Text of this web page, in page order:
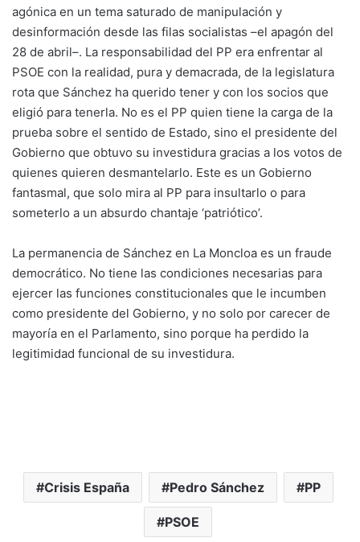
agónica en un tema saturado de manipulación y
desinformación desde las filas socialistas –el apagón del
28 de abril–. La responsabilidad del PP era enfrentar al
PSOE con la realidad, pura y demacrada, de la legislatura
rota que Sánchez ha querido tener y con los socios que
eligió para tenerla. No es el PP quien tiene la carga de la
prueba sobre el sentido de Estado, sino el presidente del
Gobierno que obtuvo su investidura gracias a los votos de
quienes quieren desmantelarlo. Este es un Gobierno
fantasmal, que solo mira al PP para insultarlo o para
someterlo a un absurdo chantaje ‘patriótico’.
La permanencia de Sánchez en La Moncloa es un fraude
democrático. No tiene las condiciones necesarias para
ejercer las funciones constitucionales que le incumben
como presidente del Gobierno, y no solo por carecer de
mayoría en el Parlamento, sino porque ha perdido la
legitimidad funcional de su investidura.
Crisis España Pedro Sánchez PP
PSOE